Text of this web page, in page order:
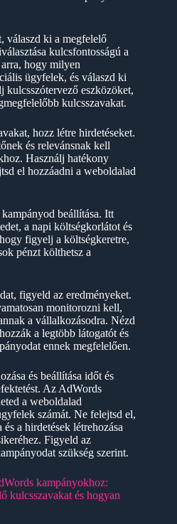
válaszd ki a megfelelő
kulcsfontosságú a
hogy milyen
ügyfelek, és válaszd ki
kulcsszótervező eszközöket,
kulcsszavakat.
hozz létre hirdetéseket.
és relevánsnak kell
Használj hatékony
el hozzáadni a weboldalad
beállítása. Itt
a napi költségkorlátot és
figyelj a költségkeretre,
pénzt költhetsz a
figyeld az eredményeket.
monitorozni kell,
a vállalkozásodra. Nézd
a legtöbb látogatót és
ennek megfelelően.
és beállítása időt és
Az AdWords
a weboldalad
számát. Ne felejtsd el,
a hirdetések létrehozása
Figyeld az
szükség szerint.
kampányokhoz:
kulcsszavakat és hogyan